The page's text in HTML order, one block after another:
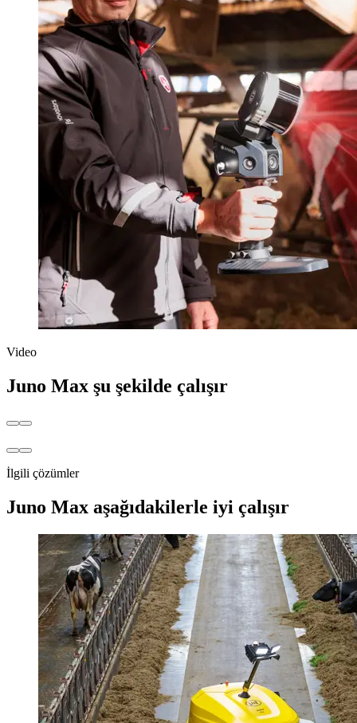
Video
Juno Max şu şekilde çalışır
İlgili çözümler
Juno Max aşağıdakilerle iyi çalışır